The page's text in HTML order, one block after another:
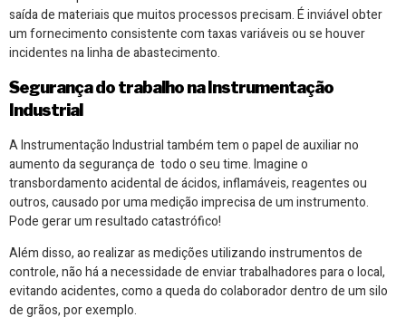
saída de materiais que muitos processos precisam. É inviável obter
um fornecimento consistente com taxas variáveis ou se houver
incidentes na linha de abastecimento.
Segurança do trabalho na Instrumentação
Industrial
A Instrumentação Industrial também tem o papel de auxiliar no
aumento da segurança de todo o seu time. Imagine o
transbordamento acidental de ácidos, inflamáveis, reagentes ou
outros, causado por uma medição imprecisa de um instrumento.
Pode gerar um resultado catastrófico!
Além disso, ao realizar as medições utilizando instrumentos de
controle, não há a necessidade de enviar trabalhadores para o local,
evitando acidentes, como a queda do colaborador dentro de um silo
de grãos, por exemplo.